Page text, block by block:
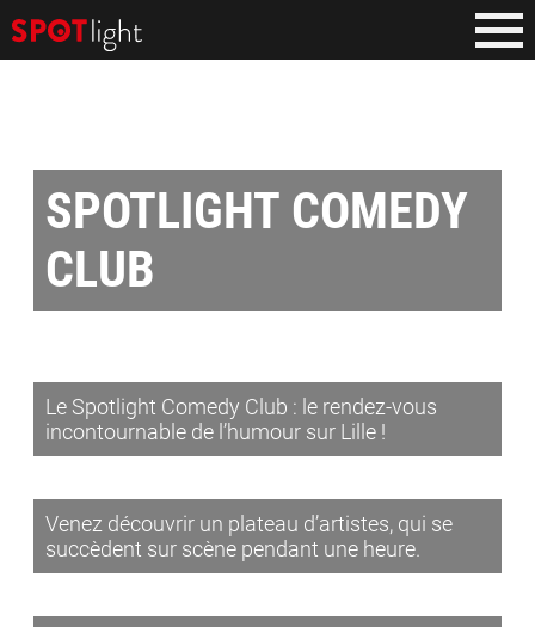
SPOTLIGHT COMEDY
CLUB
Le Spotlight Comedy Club : le rendez-vous
incontournable de l’humour sur Lille !
Venez découvrir un plateau d’artistes, qui se
succèdent sur scène pendant une heure.